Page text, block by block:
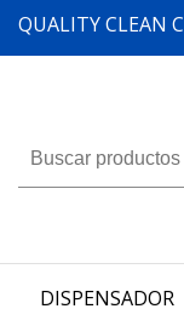
QUALITY CLEAN
DISPENSADOR